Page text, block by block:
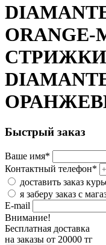
СТРИЖКИ
Быстрый заказ
Ваше имя*
Контактный телефон*
доставить заказ
я заберу заказ с
E-mail
Внимание!
Бесплатная доставка
на заказы от 20000 тг